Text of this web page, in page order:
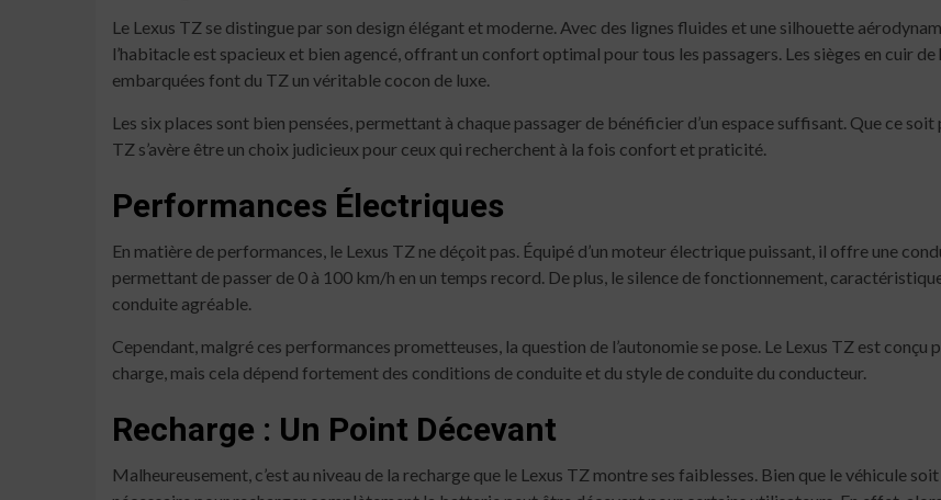
Le Lexus TZ se distingue par son design élégant et moderne. Avec des lignes fluides et une silhouette
l’habitacle est spacieux et bien agencé, offrant un confort optimal pour tous les passagers. Les sièges en cuir
embarquées font du TZ un véritable cocon de luxe.
Les six places sont bien pensées, permettant à chaque passager de bénéficier d’un espace suffisant. Que ce
TZ s’avère être un choix judicieux pour ceux qui recherchent à la fois confort et praticité.
Performances Électriques
En matière de performances, le Lexus TZ ne déçoit pas. Équipé d’un moteur électrique puissant, il offre une
permettant de passer de 0 à 100 km/h en un temps record. De plus, le silence de fonctionnement,
conduite agréable.
Cependant, malgré ces performances prometteuses, la question de l’autonomie se pose. Le Lexus TZ est
charge, mais cela dépend fortement des conditions de conduite et du style de conduite du conducteur.
Recharge : Un Point Décevant
Malheureusement, c’est au niveau de la recharge que le Lexus TZ montre ses faiblesses. Bien que le véhicule